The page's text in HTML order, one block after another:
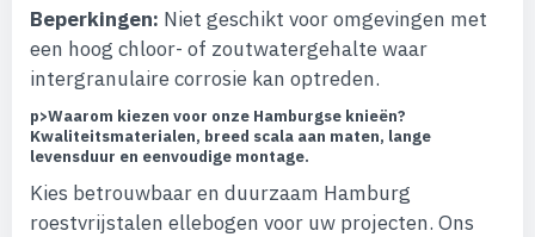
Beperkingen: Niet geschikt voor omgevingen met
een hoog chloor- of zoutwatergehalte waar
intergranulaire corrosie kan optreden.
p>Waarom kiezen voor onze Hamburgse knieën?
Kwaliteitsmaterialen, breed scala aan maten, lange
levensduur en eenvoudige montage.
Kies betrouwbaar en duurzaam Hamburg
roestvrijstalen ellebogen voor uw projecten. Ons